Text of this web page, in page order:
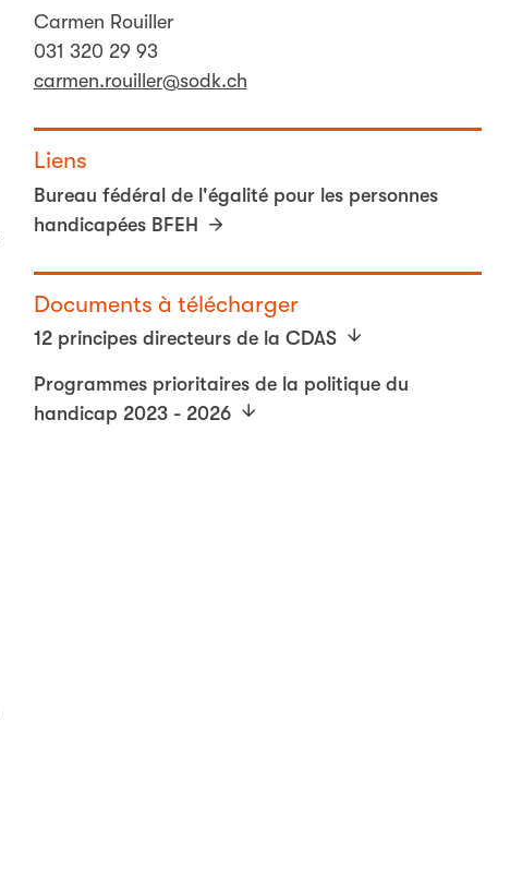
Carmen Rouiller
031 320 29 93
carmen.rouiller@sodk.ch
Liens
Bureau fédéral de l'égalité pour les personnes
handicapées BFEH
Documents à télécharger
12 principes directeurs de la CDAS
Programmes prioritaires de la politique du
handicap 2023 - 2026